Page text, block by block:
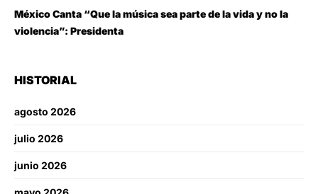
México Canta “Que la música sea parte de la vida y no la
violencia”: Presidenta
HISTORIAL
agosto 2026
julio 2026
junio 2026